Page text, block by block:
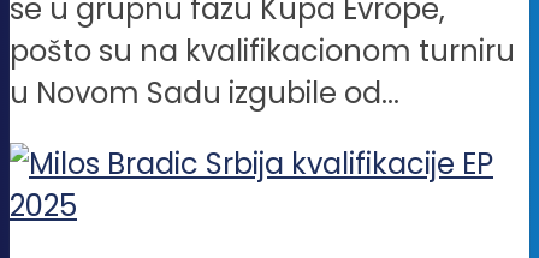
se u grupnu fazu Kupa Evrope,
pošto su na kvalifikacionom turniru
u Novom Sadu izgubile od...